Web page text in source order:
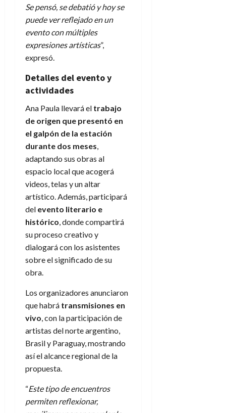
Se pensó, se debatió y hoy se
puede ver reflejado en un
evento con múltiples
expresiones artísticas”,
expresó.
Detalles del evento y
actividades
Ana Paula llevará el trabajo
de origen que presentó en
el galpón de la estación
durante dos meses,
adaptando sus obras al
espacio local que acogerá
videos, telas y un altar
artístico. Además, participará
del evento literario e
histórico, donde compartirá
su proceso creativo y
dialogará con los asistentes
sobre el significado de su
obra.
Los organizadores anunciaron
que habrá transmisiones en
vivo, con la participación de
artistas del norte argentino,
Brasil y Paraguay, mostrando
así el alcance regional de la
propuesta.
“Este tipo de encuentros
permiten reflexionar,